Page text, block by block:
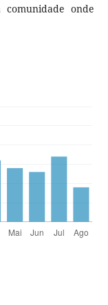
comunidade onde